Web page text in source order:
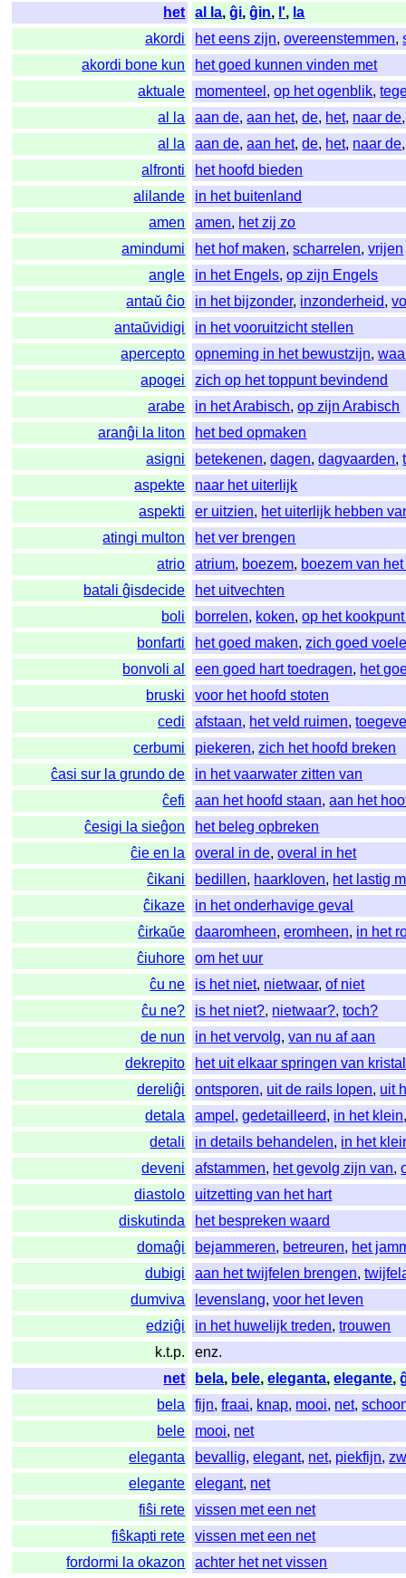
het
al la,ĝi,ĝin, l', la
akordi
het eens zijn,overeenstemmen,
akordi bone kun
het goed kunnen vinden met
aktuale
momenteel ,op het ogenblik,
al la
aan de,aan het,de, het, naar de
al la
aan de,aan het,de, het, naar de
alfronti
het hoofd bieden
alilande
in het buitenland
amen
amen, het zij zo
amindumi
het hof maken,scharrelen,vrijen
angle
in het Engels,op zijn Engels
antaŭ ĉio
in het bijzonder, inzonderheid,
antaŭvidigi
in het vooruitzicht stellen
apercepto
opneming in het bewustzijn,
apogei
zich op het toppunt bevindend
arabe
in het Arabisch,op zijn Arabisch
aranĝi la liton
het bed opmaken
asigni
betekenen,dagen,dagvaarden,
aspekte
naar het uiterlijk
aspekti
er uitzien, het uiterlijk hebben
atingi multon
het ver brengen
atrio
atrium, boezem, boezem van
batali ĝisdecide
het uitvechten
boli
borrelen, koken,op het
bonfarti
het goed maken,zich goed
bonvoli al
een goed hart toedragen, het
bruski
voor het hoofd stoten
cedi
afstaan, het veld ruimen,
cerbumi
piekeren,zich het hoofd breken
ĉasi sur la grundo de
in het vaarwater zitten van
ĉefi
aan het hoofd staan,aan het
ĉesigi la sieĝon
het beleg opbreken
ĉie en la
overal in de,overal in het
ĉikani
bedillen, haarkloven, het lastig
ĉikaze
in het onderhavige geval
ĉirkaŭe
daaromheen,eromheen, in het
ĉiuhore
om het uur
ĉu ne
is het niet, nietwaar,of niet
ĉu ne?
is het niet?, nietwaar?,toch?
de nun
in het vervolg,van nu af aan
dekrepito
het uit elkaar springen van
dereliĝi
ontsporen, uit de rails lopen, uit
detala
ampel ,gedetailleerd, in het klein
detali
in details behandelen, in het
deveni
afstammen, het gevolg zijn van,
diastolo
uitzetting van het hart
diskutinda
het bespreken waard
domaĝi
bejammeren, betreuren, het
dubigi
aan het twijfelen brengen,
dumviva
levenslang,voor het leven
edziĝi
in het huwelijk treden,trouwen
k.t.p.
enz.
net
bela, bele,eleganta,elegante,
bela
fijn,fraai, knap, mooi, net,
bele
mooi, net
eleganta
bevallig,elegant, net, piekfijn,
elegante
elegant, net
fiŝi rete
vissen met een net
fiŝkapti rete
vissen met een net
fordormi la okazon
achter het net vissen